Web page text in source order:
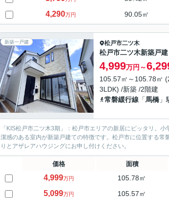
4,290万円 90.05㎡
新築一戸建 松戸市二ツ木
松戸市二ツ木新築戸建
4,999万円～
105.57㎡～105.78㎡
3LDK) /新築 /2階建
常磐緩行線 「馬橋
「KIS松戸市二ツ木3期」：松戸市エリアの新居にピッタリ。
潔感のある室内が新築戸建ての特徴です。松戸市に位置する
りとアザレアハウジングにお申し付けください。
価格 面積
4,999万円 105.78㎡
5,099万円 105.57㎡